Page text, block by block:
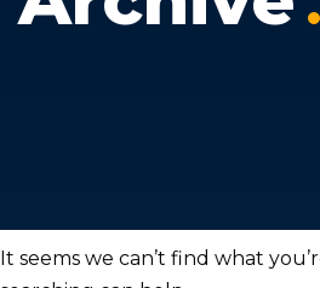
It seems we can’t find what